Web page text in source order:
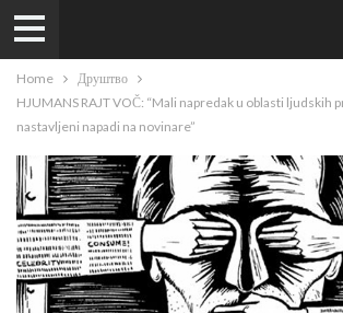
Home
Друштво
HJUMANS RAJT VOČ: “Mali napredak u oblasti ljudskih
nastavljeni napadi na novinare”